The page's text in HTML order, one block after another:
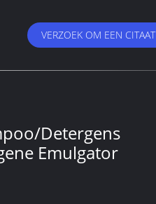
VERZOEK OM EEN CITAAT
Detergens
Emulgator